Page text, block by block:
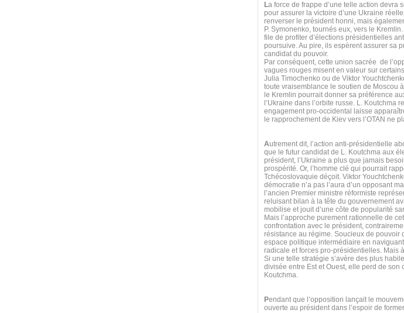
La force de frappe d’une telle action devra
pour assurer la victoire d’une Ukraine
renverser le président honni, mais
P. Symonenko, tournés eux, vers le
file de profiter d’élections présidentielles
poursuive. Au pire, ils espèrent assurer sa
candidat du pouvoir.
Par conséquent, cette union sacrée de
vagues rouges misent en valeur sur
Julia Timochenko ou de Viktor
toute vraisemblance le soutien de Moscou
le Kremlin pourrait donner sa préférence
l’Ukraine dans l’orbite russe. L. Koutchma
engagement pro-occidental laisse
le rapprochement de Kiev vers l’OTAN ne
Autrement dit, l’action anti-présidentielle
que le futur candidat de L. Koutchma aux
président, l’Ukraine a plus que jamais
prospérité. Or, l’homme clé qui pourrait
Tchécoslovaquie déçoit. Viktor
démocratie n’a pas l’aura d’un opposant
l’ancien Premier ministre réformiste
reluisant bilan à la tête du gouvernement
mobilise et jouit d’une côte de popularité
Mais l’approche purement rationnelle de
confrontation avec le président,
résistance au régime. Soucieux de pouvoir
espace politique intermédiaire en
radicale et forces pro-présidentielles. Mais
Si une telle stratégie s’avère des plus
divisée entre Est et Ouest, elle perd de
Koutchma.
Pendant que l’opposition lançait le
ouverte au président dans l’espoir de